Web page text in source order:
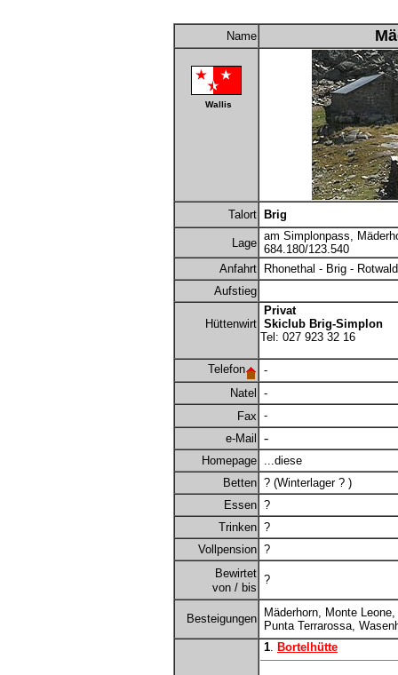
Name
Wallis
Talort Brig
Lage
am Simplonpass,
684.180/123.540
Anfahrt
Rhonethal - Brig -
Aufstieg
Hüttenwirt
Privat
Skiclub Brig-Simplon
Tel: 027 923 32 16
Telefon
-
Natel
-
Fax -
e-Mail
-
Homepage ...diese
Betten ? (Winterlager ? )
Essen ?
Trinken ?
Vollpension ?
Bewirtet
von / bis
?
Besteigungen
Mäderhorn, Monte Leone,
Punta Terrarossa,
1. Bortelhütte